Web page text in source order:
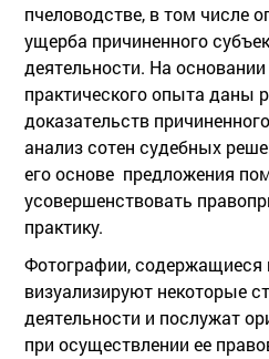
пчеловодстве, в том числе
ущерба причиненного
деятельности. На
практического опыта даны
доказательств
анализ сотен судебных
его основе предложения
усовершенствовать
практику.
Фотографии, содержащиеся
визуализируют некоторые
деятельности и послужат
при осуществлении ее